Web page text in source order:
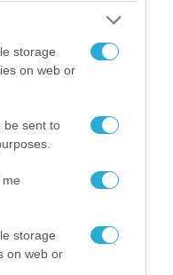
storage
on web or
be sent to
storage
on web or